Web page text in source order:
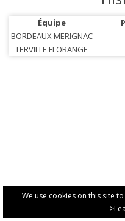
We use cookies on this site
Équipe
BORDEAUX MERIGNAC
TERVILLE FLORANGE